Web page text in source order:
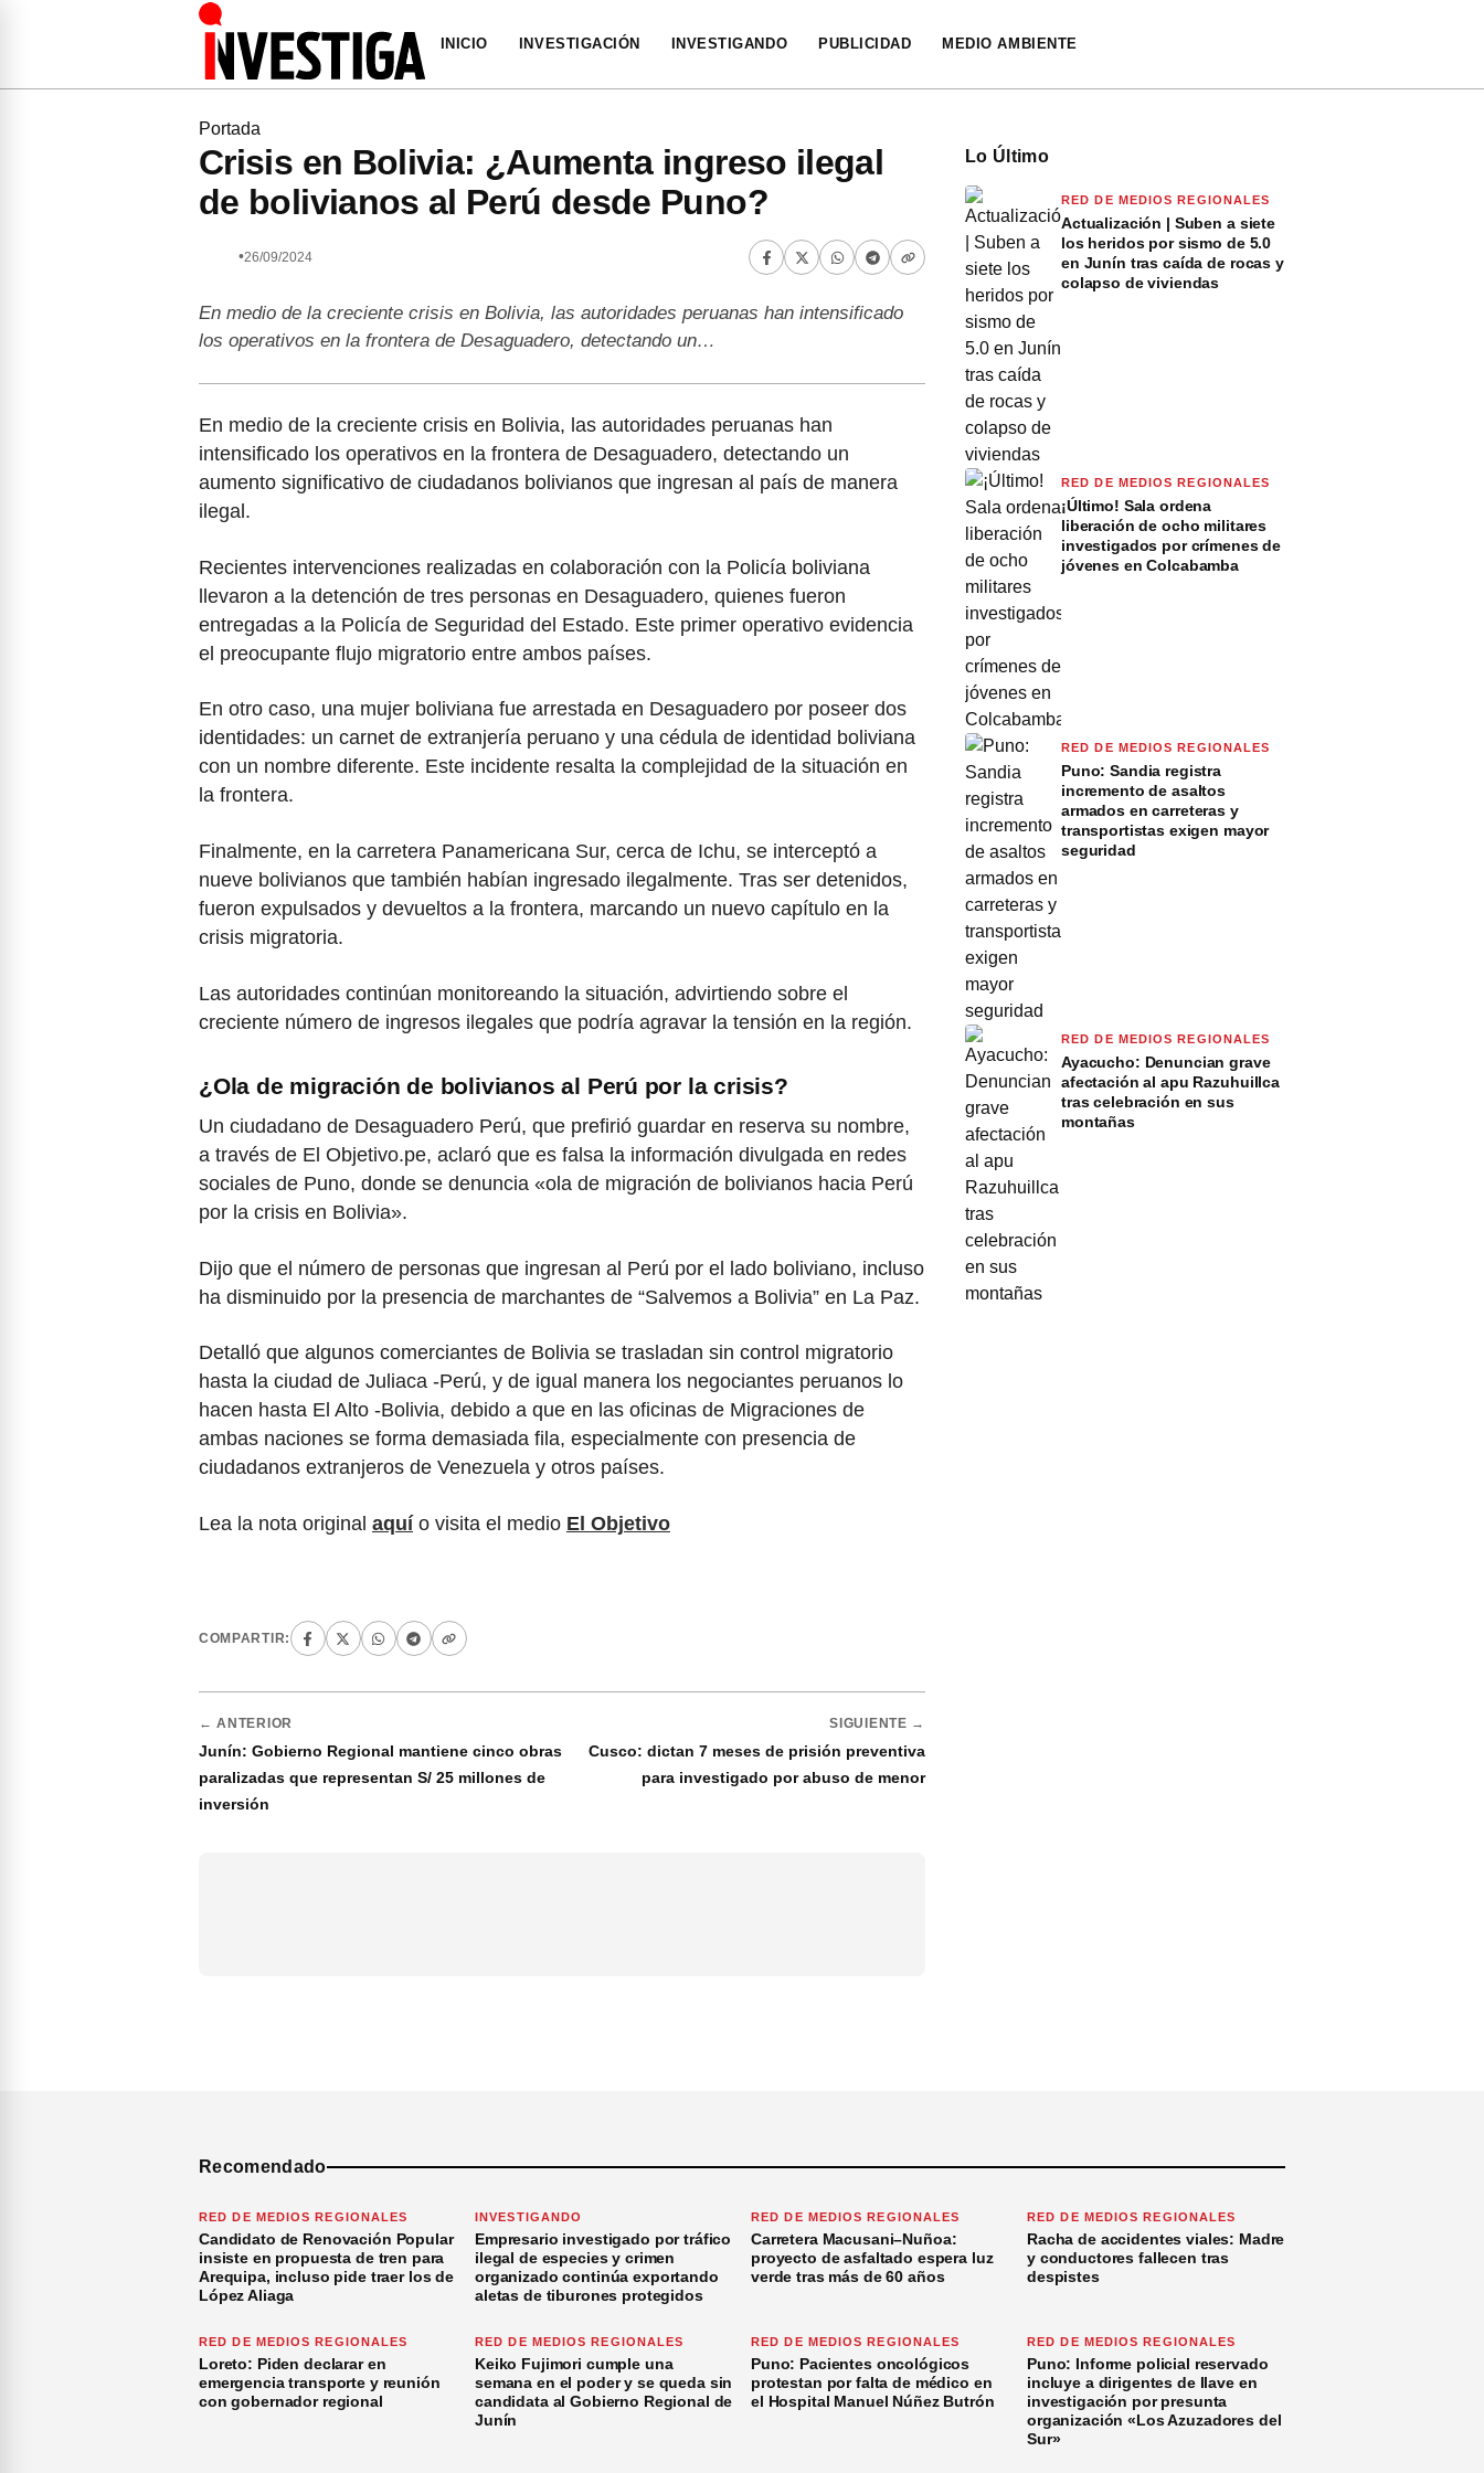
INICIO INVESTIGACIÓN INVESTIGANDO PUBLICIDAD MEDIO AMBIENTE
Portada
Crisis en Bolivia: ¿Aumenta ingreso ilegal
de bolivianos al Perú desde Puno?
•26/09/2024
En medio de la creciente crisis en Bolivia, las autoridades peruanas han intensificado
los operativos en la frontera de Desaguadero, detectando un…
En medio de la creciente crisis en Bolivia, las autoridades peruanas han
intensificado los operativos en la frontera de Desaguadero, detectando un
aumento significativo de ciudadanos bolivianos que ingresan al país de manera
ilegal.
Recientes intervenciones realizadas en colaboración con la Policía boliviana
llevaron a la detención de tres personas en Desaguadero, quienes fueron
entregadas a la Policía de Seguridad del Estado. Este primer operativo evidencia
el preocupante flujo migratorio entre ambos países.
En otro caso, una mujer boliviana fue arrestada en Desaguadero por poseer dos
identidades: un carnet de extranjería peruano y una cédula de identidad boliviana
con un nombre diferente. Este incidente resalta la complejidad de la situación en
la frontera.
Finalmente, en la carretera Panamericana Sur, cerca de Ichu, se interceptó a
nueve bolivianos que también habían ingresado ilegalmente. Tras ser detenidos,
fueron expulsados y devueltos a la frontera, marcando un nuevo capítulo en la
crisis migratoria.
Las autoridades continúan monitoreando la situación, advirtiendo sobre el
creciente número de ingresos ilegales que podría agravar la tensión en la región.
¿Ola de migración de bolivianos al Perú por la crisis?
Un ciudadano de Desaguadero Perú, que prefirió guardar en reserva su nombre,
a través de El Objetivo.pe, aclaró que es falsa la información divulgada en redes
sociales de Puno, donde se denuncia «ola de migración de bolivianos hacia Perú
por la crisis en Bolivia».
Dijo que el número de personas que ingresan al Perú por el lado boliviano, incluso
ha disminuido por la presencia de marchantes de “Salvemos a Bolivia” en La Paz.
Detalló que algunos comerciantes de Bolivia se trasladan sin control migratorio
hasta la ciudad de Juliaca -Perú, y de igual manera los negociantes peruanos lo
hacen hasta El Alto -Bolivia, debido a que en las oficinas de Migraciones de
ambas naciones se forma demasiada fila, especialmente con presencia de
ciudadanos extranjeros de Venezuela y otros países.
Lea la nota original aquío visita el medio El Objetivo
COMPARTIR:
← ANTERIOR
Junín: Gobierno Regional mantiene cinco obras
paralizadas que representan S/ 25 millones de
inversión
SIGUIENTE →
Cusco: dictan 7 meses de prisión preventiva
para investigado por abuso de menor
Lo Último
RED DE MEDIOS REGIONALES
Actualización | Suben a siete
los heridos por sismo de 5.0
en Junín tras caída de rocas y
colapso de viviendas
RED DE MEDIOS REGIONALES
¡Último! Sala ordena
liberación de ocho militares
investigados por crímenes de
jóvenes en Colcabamba
RED DE MEDIOS REGIONALES
Puno: Sandia registra
incremento de asaltos
armados en carreteras y
transportistas exigen mayor
seguridad
RED DE MEDIOS REGIONALES
Ayacucho: Denuncian grave
afectación al apu Razuhuillca
tras celebración en sus
montañas
Recomendado
RED DE MEDIOS REGIONALES
Candidato de Renovación Popular
insiste en propuesta de tren para
Arequipa, incluso pide traer los de
López Aliaga
INVESTIGANDO
Empresario investigado por tráfico
ilegal de especies y crimen
organizado continúa exportando
aletas de tiburones protegidos
RED DE MEDIOS REGIONALES
Carretera Macusani–Nuñoa:
proyecto de asfaltado espera luz
verde tras más de 60 años
RED DE MEDIOS REGIONALES
Racha de accidentes viales: Madre
y conductores fallecen tras
despistes
RED DE MEDIOS REGIONALES
Loreto: Piden declarar en
emergencia transporte y reunión
con gobernador regional
RED DE MEDIOS REGIONALES
Keiko Fujimori cumple una
semana en el poder y se queda sin
candidata al Gobierno Regional de
Junín
RED DE MEDIOS REGIONALES
Puno: Pacientes oncológicos
protestan por falta de médico en
el Hospital Manuel Núñez Butrón
RED DE MEDIOS REGIONALES
Puno: Informe policial reservado
incluye a dirigentes de Ilave en
investigación por presunta
organización «Los Azuzadores del
Sur»